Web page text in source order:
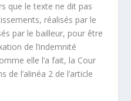
que le texte ne dit pas
réalisés par le
par le bailleur, pour être
de l’indemnité
elle l’a fait, la Cour
de l’alinéa 2 de l’article